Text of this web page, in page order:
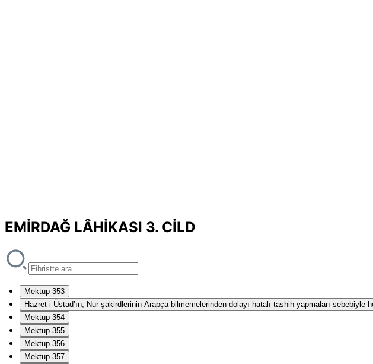
EMİRDAĞ LÂHİKASI 3. CİLD
Mektup 353
Hazret-i Üstad’ın, Nur şakirdlerinin Arapça bilmemelerinden dolayı hatalı tashih yapmaları
Mektup 354
Mektup 355
Mektup 356
Mektup 357